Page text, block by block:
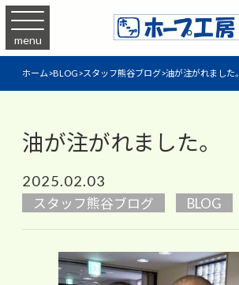
menu
ホーム>BLOG>スタッフ熊谷ブログ>油が注がれました。
油が注がれました。
2025.02.03
スタッフ熊谷ブログ BLOG